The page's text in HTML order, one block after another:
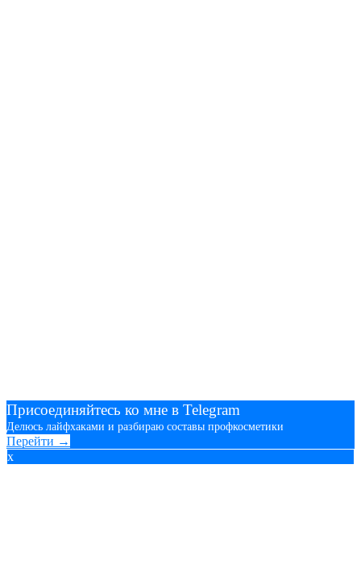
Присоединяйтесь ко мне в Telegram
Делюсь лайфхаками и разбираю составы профкосметики
Перейти →
x